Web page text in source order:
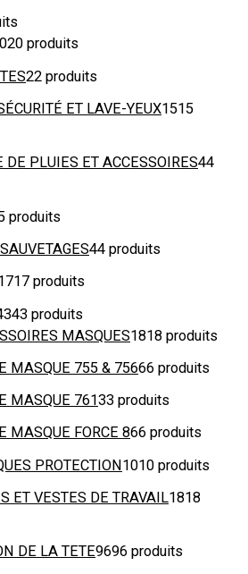
20 produits
22 produits
ET LAVE-YEUX1515
DE PLUIES ET ACCESSOIRES44
produits
44 produits
17 produits
43 produits
MASQUES1818 produits
MASQUE 755 & 75666 produits
MASQUE 76133 produits
MASQUE FORCE 866 produits
PROTECTION1010 produits
ET VESTES DE TRAVAIL1818
DE LA TETE9696 produits